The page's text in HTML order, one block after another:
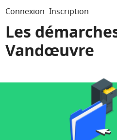
Les
Vandœuvre
Connexion Inscription